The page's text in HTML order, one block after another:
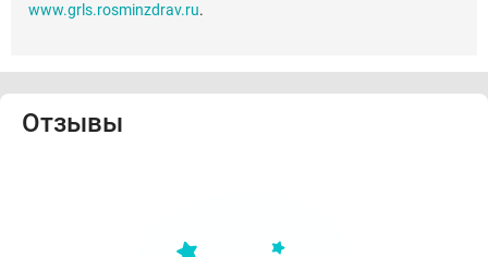
www.grls.rosminzdrav.ru.
Отзывы